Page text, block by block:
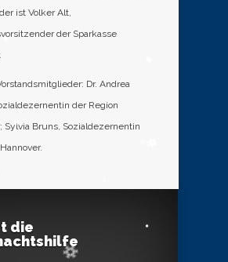
ist Volker Alt,
der Sparkasse
Dr. Andrea
der Region
Sylvia Bruns, Sozialdezernentin
die